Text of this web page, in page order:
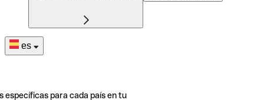
es
específicas para cada país en tu